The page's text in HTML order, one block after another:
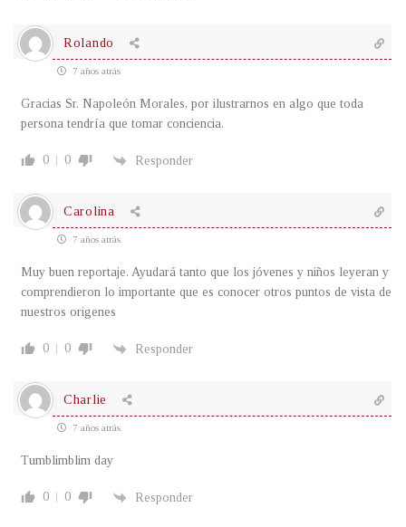
Rolando
7 años atrás
Gracias Sr. Napoleón Morales, por ilustrarnos en algo que toda
persona tendría que tomar conciencia.
0 0 Responder
Carolina
7 años atrás
Muy buen reportaje. Ayudará tanto que los jóvenes y niños leyeran y
comprendieron lo importante que es conocer otros puntos de vista de
nuestros origenes
0 0 Responder
Charlie
7 años atrás
Tumblimblim day
0 0 Responder